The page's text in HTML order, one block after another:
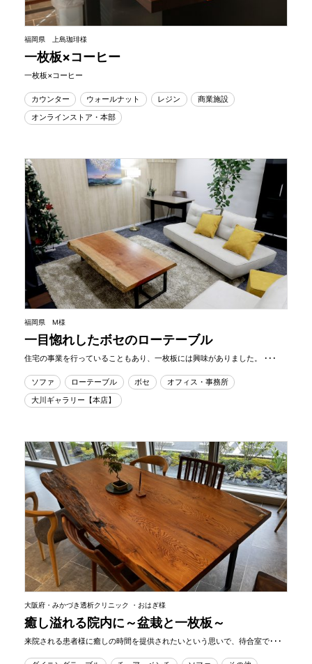
福岡県 上島珈琲様
一枚板×コーヒー
一枚板×コーヒー
カウンター ウォールナット レジン
商業施設
オンラインストア・本部
福岡県 M様
一目惚れしたボセのローテーブル
住宅の事業を行っていることもあり、一枚板には興味がありました。 ･･･
ソファ ローテーブル ボセ
オフィス・事務所
大川ギャラリー【本店】
大阪府・みかづき透析クリニック ・おはぎ様
癒し溢れる院内に～盆栽と一枚板～
来院される患者様に癒しの時間を提供されたいという思いで、待合室で･･･